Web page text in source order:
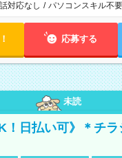
対応なし / パソコンスキル不要
応募する
未読
！日払い可》＊チ